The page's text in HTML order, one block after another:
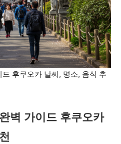
후쿠오카 날씨, 명소, 음식 추
벽 가이드 후쿠오카